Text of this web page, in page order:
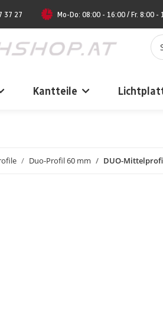
37 27 Mo-Do: 08:00 - 16:00 / Fr. 8:00 -
Kantteile
Duo-Profil 60 mm DUO-